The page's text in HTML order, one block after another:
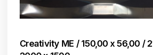
Creativity ME / 150,00 x 56,00 /